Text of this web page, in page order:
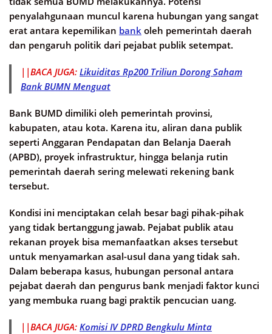
penyalahgunaan muncul karena hubungan yang sangat
erat antara kepemilikan bank oleh pemerintah daerah
dan pengaruh politik dari pejabat publik setempat.
||BACA JUGA: Likuiditas Rp200 Triliun Dorong Saham
Bank BUMN Menguat
Bank BUMD dimiliki oleh pemerintah provinsi,
kabupaten, atau kota. Karena itu, aliran dana publik
seperti Anggaran Pendapatan dan Belanja Daerah
(APBD), proyek infrastruktur, hingga belanja rutin
pemerintah daerah sering melewati rekening bank
tersebut.
Kondisi ini menciptakan celah besar bagi pihak-pihak
yang tidak bertanggung jawab. Pejabat publik atau
rekanan proyek bisa memanfaatkan akses tersebut
untuk menyamarkan asal-usul dana yang tidak sah.
Dalam beberapa kasus, hubungan personal antara
pejabat daerah dan pengurus bank menjadi faktor kunci
yang membuka ruang bagi praktik pencucian uang.
||BACA JUGA: Komisi IV DPRD Bengkulu Minta